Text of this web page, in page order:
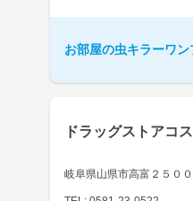
お部屋の虫キラーワ
ドラッグストアコ
岐阜県山県市高富２５００